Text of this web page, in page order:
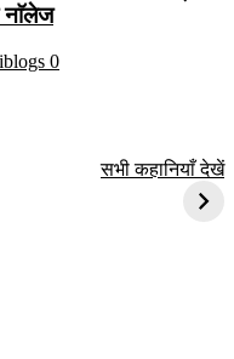
नाॅलेज
0
ऐतिहासिक स्थान
सभी कहानियाँ देखें